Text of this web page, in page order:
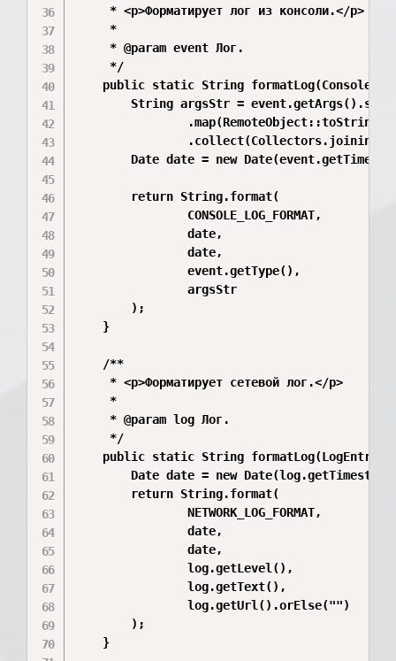
     * <p>Форматирует лог из консоли.</p>
     *
     * @param event Лог.
     */
public static String
String argsStr =
                .map(RemoteObject::toString)
Date date = new
        return String.format(
                CONSOLE_LOG_FORMAT,
                date,
                date,
                event.getType(),
                argsStr
        );
    }
    /**
     * <p>Форматирует сетевой лог.</p>
     *
     * @param log Лог.
     */
public static String formatLog(LogEntry
Date date = new
        return String.format(
                NETWORK_LOG_FORMAT,
                date,
                date,
                log.getLevel(),
                log.getText(),
                log.getUrl().orElse("")
        );
    }